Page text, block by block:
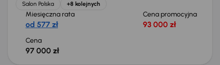
Salon Polska
+8 kolejnych
Miesięczna rata
od 577 zł
Cena promocyjna
93 000 zł
Cena
97 000 zł